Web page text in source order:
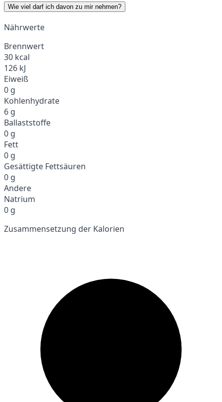
Wie viel darf ich davon zu mir nehmen?
Nährwerte
Brennwert
30 kcal
126 kJ
Eiweiß
0 g
Kohlenhydrate
6 g
Ballaststoffe
0 g
Fett
0 g
Gesättigte Fettsäuren
0 g
Andere
Natrium
0 g
Zusammensetzung der Kalorien